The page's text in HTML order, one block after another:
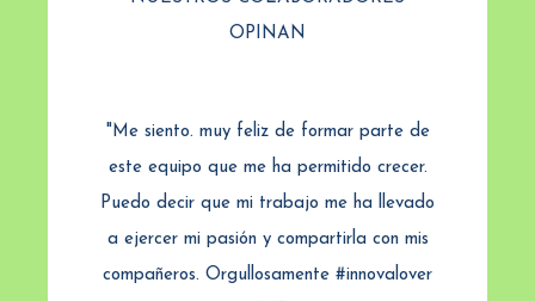
OPINAN
"Me siento. muy feliz de formar parte de
este equipo que me ha permitido crecer.
Puedo decir que mi trabajo me ha llevado
a ejercer mi pasión y compartirla con mis
compañeros. Orgullosamente #innovalover